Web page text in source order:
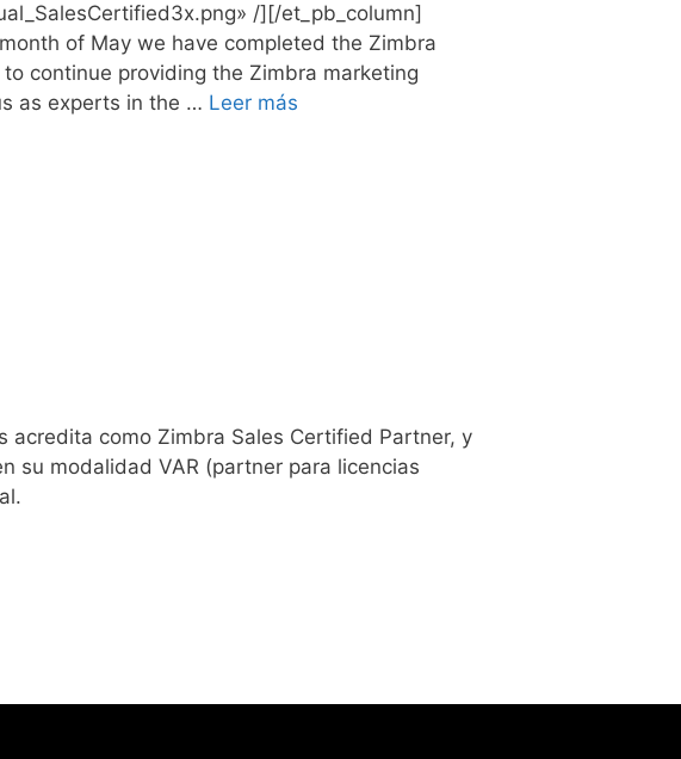
/][/et_pb_column]
of May we have completed the Zimbra
continue providing the Zimbra marketing
as experts in the … Leer más
acredita como Zimbra Sales Certified Partner, y
su modalidad VAR (partner para licencias